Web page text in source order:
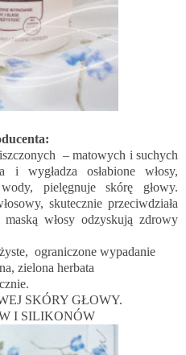
– matowych i suchych
i wygładza osłabione włosy,
pielęgnuje skórę głowy.
skutecznie przeciwdziała
włosy odzyskują zdrowy
ograniczone wypadanie
zielona herbata
SKÓRY GŁOWY.
I SILIKONÓW